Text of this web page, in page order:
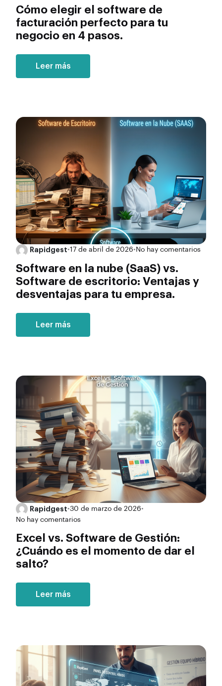
Cómo elegir el software de
facturación perfecto para tu
negocio en 4 pasos.
Leer más
Rapidgest•17 de abril de 2026• No hay comentarios
Software en la nube (SaaS) vs.
Software de escritorio: Ventajas y
desventajas para tu empresa.
Leer más
Rapidgest•30 de marzo de 2026•
No hay comentarios
Excel vs. Software de Gestión:
¿Cuándo es el momento de dar el
salto?
Leer más